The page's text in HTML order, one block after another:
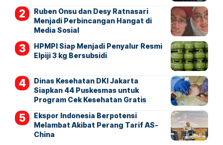
Ruben Onsu dan Desy Ratnasari
Menjadi Perbincangan Hangat di
Media Sosial
HPMPI Siap Menjadi Penyalur Resmi
Elpiji 3 kg Bersubsidi
Dinas Kesehatan DKI Jakarta
Siapkan 44 Puskesmas untuk
Program Cek Kesehatan Gratis
Ekspor Indonesia Berpotensi
Melambat Akibat Perang Tarif AS-
China